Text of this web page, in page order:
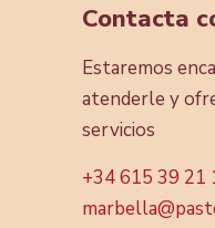
Contacta
Estaremos
atenderle y
servicios
+34 615 39 21